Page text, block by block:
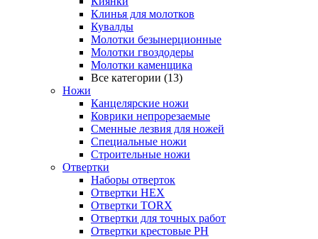
Клинья для молотков
Кувалды
Молотки безынерционные
Молотки гвоздодеры
Молотки каменщика
Все категории (13)
Ножи
Канцелярские ножи
Коврики непрорезаемые
Сменные лезвия для ножей
Специальные ножи
Строительные ножи
Отвертки
Наборы отверток
Отвертки HEX
Отвертки TORX
Отвертки для точных работ
Отвертки крестовые PH